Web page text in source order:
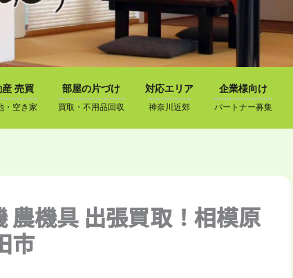
売買
・空き家
部屋の片づけ
買取・不用品回収
対応エリア
神奈川近郊
企業様向け
パートナー募集
農機具 出張買取！相模原
市